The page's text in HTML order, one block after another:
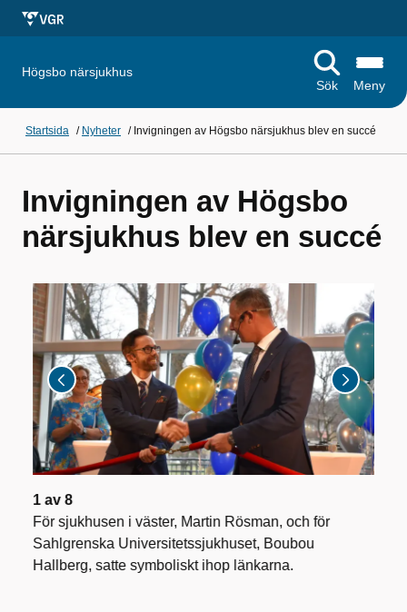
Högsbo närsjukhus
Sök
Meny
Startsida / Nyheter / Invigningen av Högsbo närsjukhus blev en succé
Invigningen av Högsbo
närsjukhus blev en succé
1 av 8
För sjukhusen i väster, Martin Rösman, och för
Sahlgrenska Universitetssjukhuset, Boubou
Hallberg, satte symboliskt ihop länkarna.